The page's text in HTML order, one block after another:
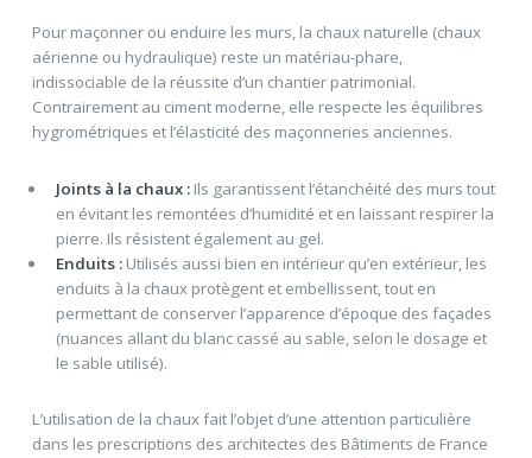
Pour maçonner ou enduire les murs, la chaux naturelle (chaux
aérienne ou hydraulique) reste un matériau-phare,
indissociable de la réussite d’un chantier patrimonial.
Contrairement au ciment moderne, elle respecte les équilibres
hygrométriques et l’élasticité des maçonneries anciennes.
Joints à la chaux :Ils garantissent l’étanchéité des murs tout
en évitant les remontées d’humidité et en laissant respirer la
pierre. Ils résistent également au gel.
Enduits :Utilisés aussi bien en intérieur qu’en extérieur, les
enduits à la chaux protègent et embellissent, tout en
permettant de conserver l’apparence d’époque des façades
(nuances allant du blanc cassé au sable, selon le dosage et
le sable utilisé).
L’utilisation de la chaux fait l’objet d’une attention particulière
dans les prescriptions des architectes des Bâtiments de France